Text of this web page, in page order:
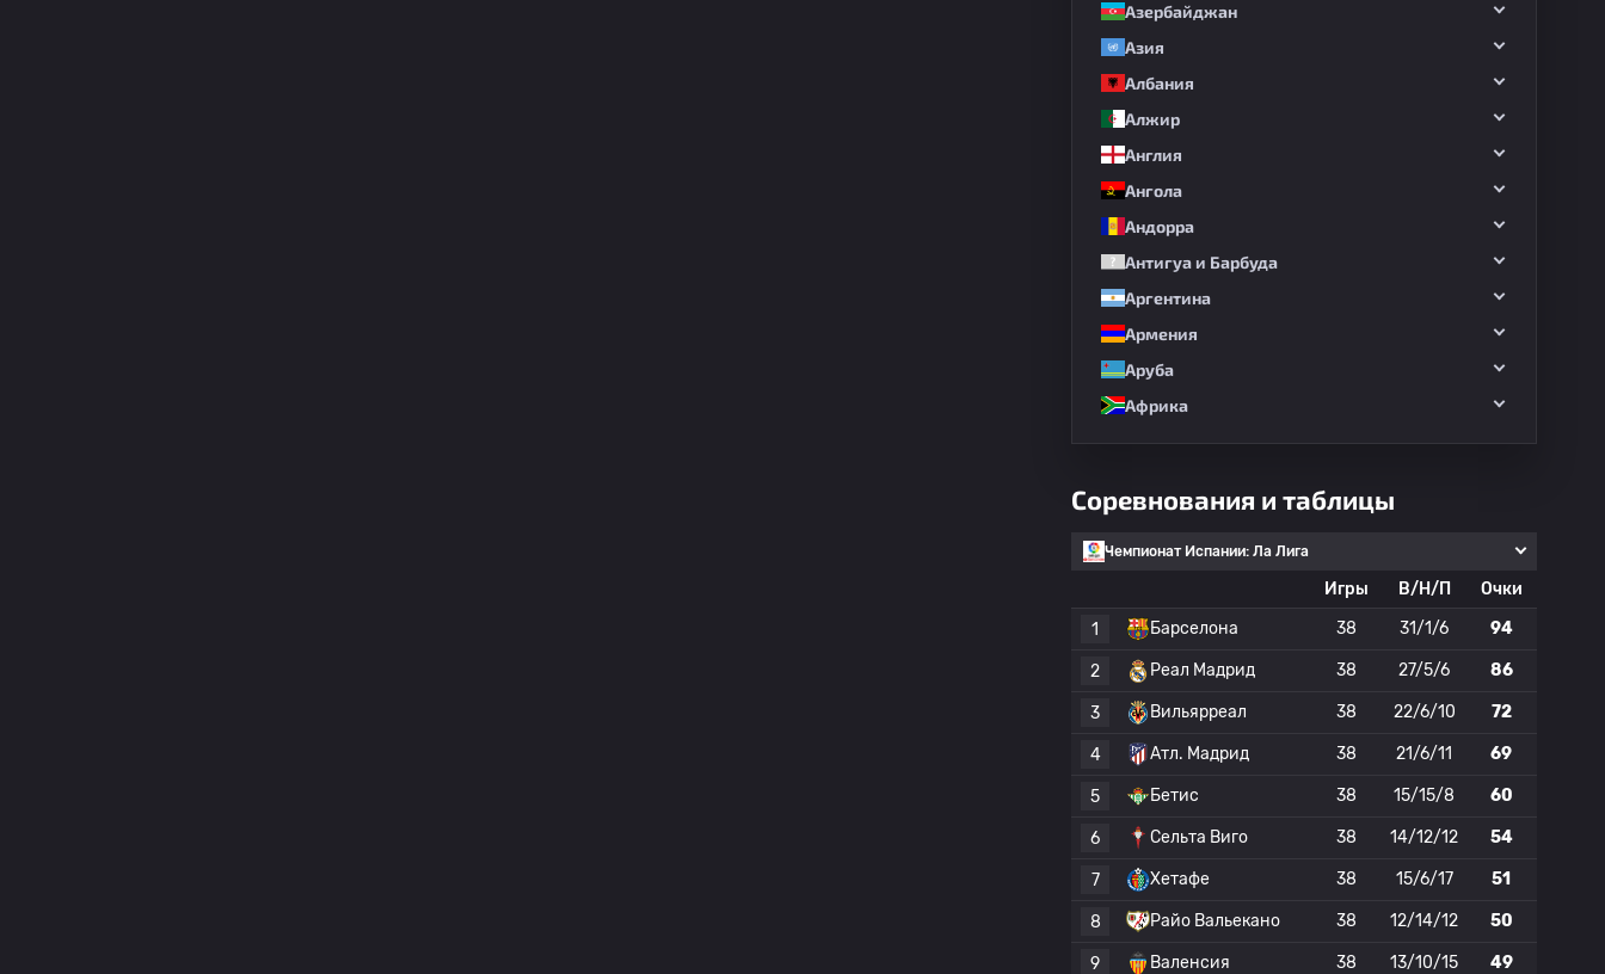
Азербайджан
Азия
Албания
Алжир
Англия
Ангола
Андорра
Антигуа и Барбуда
Аргентина
Армения
Аруба
Африка
Соревнования и таблицы
Чемпионат Испании: Ла Лига
Игры В/Н/П
Очки
1
Барселона 38 31/1/6 94
2 Реал Мадрид 38 27/5/6 86
3 Вильярреал 38 22/6/10 72
4 Атл. Мадрид 38 21/6/11 69
5 Бетис 38 15/15/8 60
6 Сельта Виго 38 14/12/12 54
7 Хетафе 38 15/6/17 51
8 Райо Вальекано 38 12/14/12 50
9 Валенсия 38 13/10/15 49